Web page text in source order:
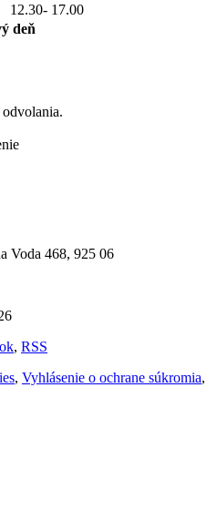
12.30- 17.00
deň
Voda 468, 925 06
, RSS
, Vyhlásenie o ochrane súkromia,